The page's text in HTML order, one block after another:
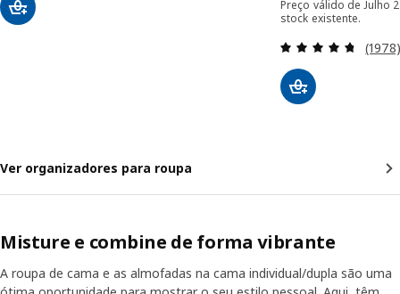
Preço válido de Julho
stock existente.
Ver organizadores para roupa
Misture e combine de forma vibrante
A roupa de cama e as almofadas na cama individual/dupla são uma